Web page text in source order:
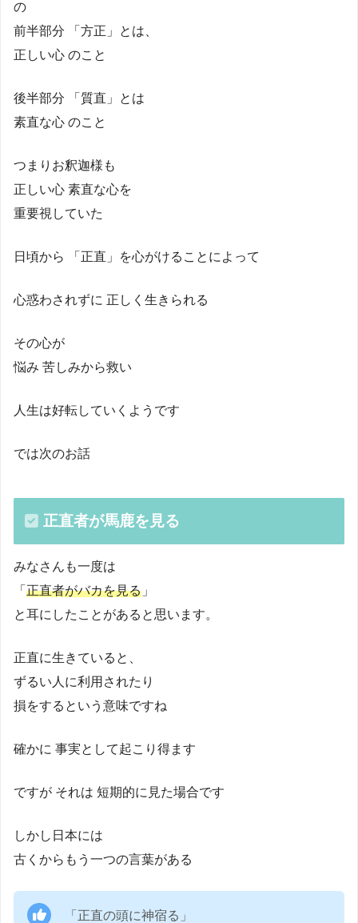
の
前半部分 「方正」とは、
正しい心 のこと
後半部分 「質直」とは
素直な心 のこと
つまりお釈迦様も
正しい心 素直な心を
重要視していた
日頃から 「正直」を心がけることによって
心惑わされずに 正しく生きられる
その心が
悩み 苦しみから救い
人生は好転していくようです
では次のお話
正直者が馬鹿を見る
みなさんも一度は
「 正直者がバカを見る 」
と耳にしたことがあると思います。
正直に生きていると、
ずるい人に利用されたり
損をするという意味ですね
確かに 事実として起こり得ます
ですが それは 短期的に見た場合です
しかし日本には
古くからもう一つの言葉がある
「正直の頭に神宿る」